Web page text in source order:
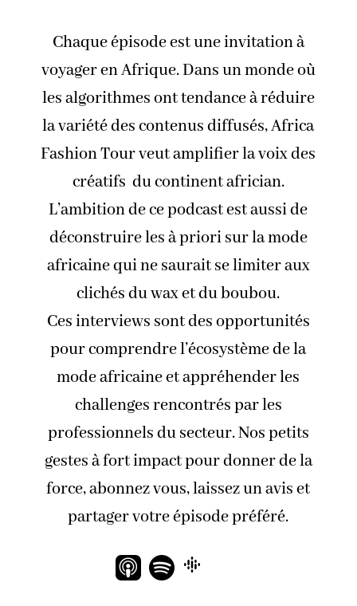
Chaque épisode est une invitation à
voyager en Afrique. Dans un monde où
les algorithmes ont tendance à réduire
la variété des contenus diffusés, Africa
Fashion Tour veut amplifier la voix des
créatifs du continent africian.
L’ambition de ce podcast est aussi de
déconstruire les à priori sur la mode
africaine qui ne saurait se limiter aux
clichés du wax et du boubou.
Ces interviews sont des opportunités
pour comprendre l’écosystème de la
mode africaine et appréhender les
challenges rencontrés par les
professionnels du secteur. Nos petits
gestes à fort impact pour donner de la
force, abonnez vous, laissez un avis et
partager votre épisode préféré.